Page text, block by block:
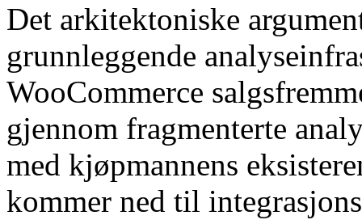
Det arkitektoniske
grunnleggende
WooCommerce
gjennom fragmenterte
med kjøpmannens
kommer ned til